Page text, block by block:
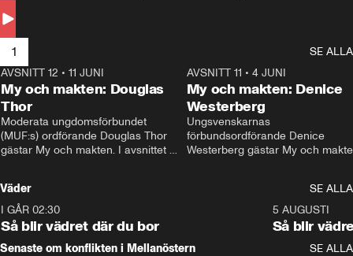
Andersson till svars.
1
SE ALLA
AVSNITT 12 • 11 JUNI
My och makten: Douglas
Thor
Moderata ungdomsförbundet
(MUF:s) ordförande Douglas Thor
gästar My och makten. I avsnittet
AVSNITT 11 • 4 JUNI
My och makten: Denice
Westerberg
Ungsvenskarnas
förbundsordförande Denice
Westerberg gästar My och
Väder
SE ALLA
I GÅR 02:30
Så blir vädret där du bor
5 AUGUSTI
Så blir
Senaste om konflikten i Mellanöstern
SE ALLA